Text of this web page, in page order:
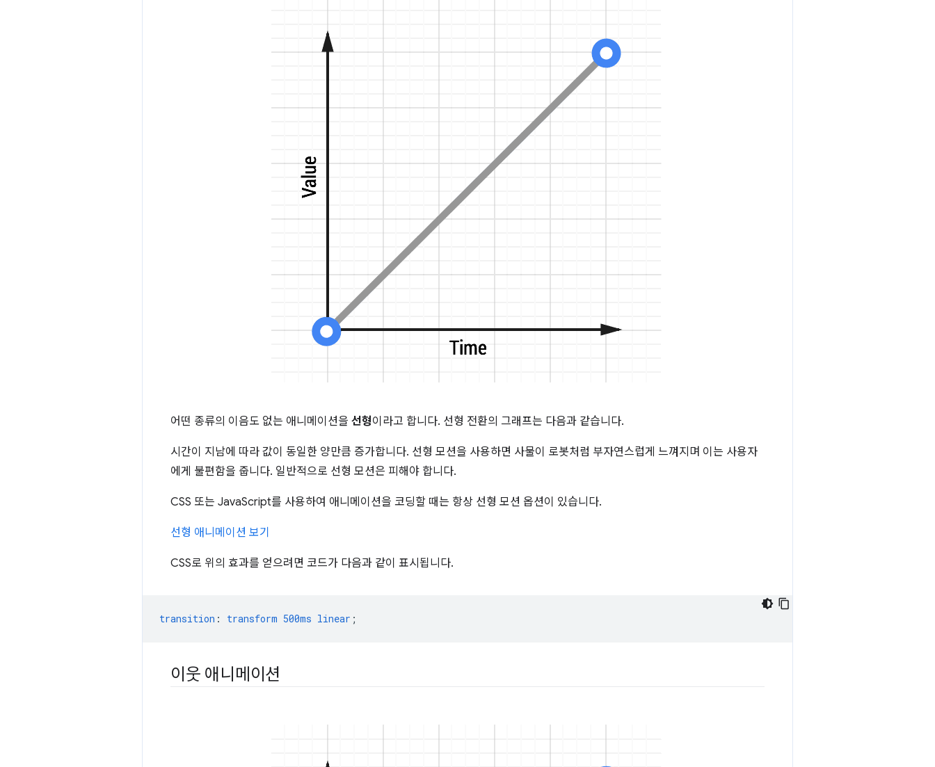
어떤 종류의 이음도 없는 애니메이션을 선형이라고 합니다. 선형 전환의 그래프는 다음과 같습니다.
시간이 지남에 따라 값이 동일한 양만큼 증가합니다. 선형 모션을 사용하면 사물이 로봇처럼 부자연스럽게 느껴지며 이는 사용자
에게 불편함을 줍니다. 일반적으로 선형 모션은 피해야 합니다.
CSS 또는 JavaScript를 사용하여 애니메이션을 코딩할 때는 항상 선형 모션 옵션이 있습니다.
선형 애니메이션 보기
CSS로 위의 효과를 얻으려면 코드가 다음과 같이 표시됩니다.
transition : transform 500ms linear ;
이웃 애니메이션